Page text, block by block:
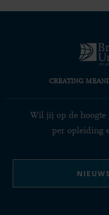
CREATING
Wil jij op de hoogte
per opleiding